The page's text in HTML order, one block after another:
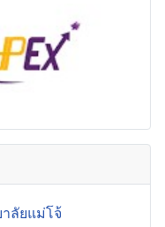
ลัยแม่โจ้